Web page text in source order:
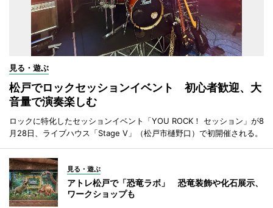
見る・遊ぶ
松戸でロックセッションイベント 初心者歓迎、大
音量で演奏楽しむ
ロックに特化したセッションイベント「YOU ROCK！ セッション」が8
月28日、ライブハウス「Stage V」（松戸市樋野口）で初開催される。
見る・遊ぶ
アトレ松戸で「恐竜ラボ」 恐竜装飾や化石展示、
ワークショップも